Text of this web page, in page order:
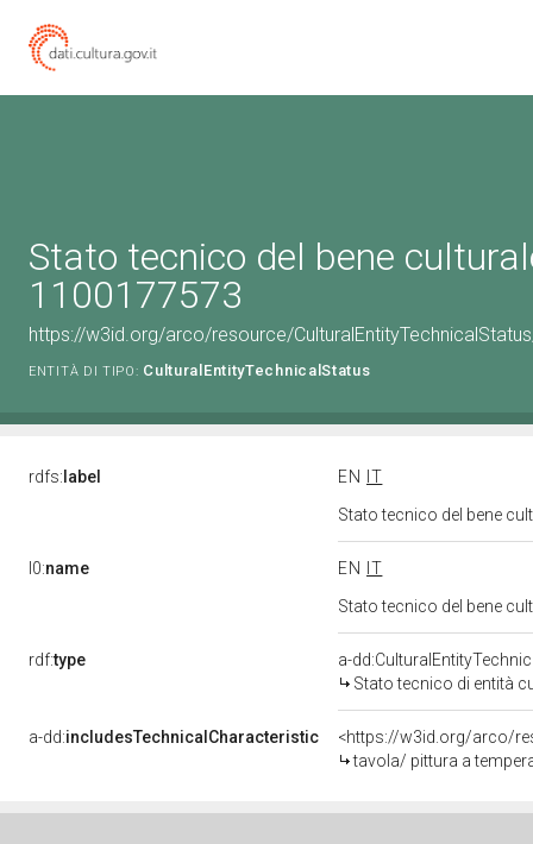
Stato tecnico del bene
1100177573
https://w3id.org/arco/resource/
ENTITÀ DI TIPO: CulturalEntityTechnicalStatus
rdfs: label EN
IT
Stato tecnico del bene
l0:name EN
IT
Stato tecnico del bene
rdf:type
a-
Stato tecnico di entità
a-dd:includesTechnicalCharacteristic
<https://w3id.org/arco/
tavola/ pittura a